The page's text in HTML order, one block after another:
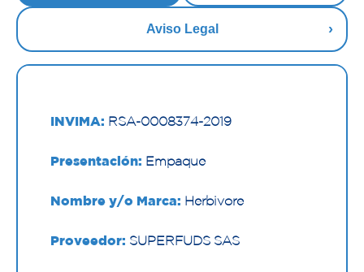
Aviso Legal
INVIMA: RSA-0008374-2019
Presentación: Empaque
Nombre y/o Marca: Herbivore
Proveedor: SUPERFUDS SAS